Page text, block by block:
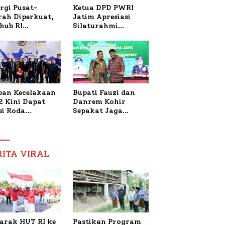
Pusat-
Diperkuat,
RI
Bahas
KM
Sentosa II
Ketua DPD PWRI
Jatim Apresiasi
Silaturahmi
dan PWRI, Sebut
Kemitraan Ideal
Polri-Pers
Kecelakaan
Kini Dapat
Roda
Nabil
Bupati Fauzi dan
Danrem Kohir
Sepakat Jaga
VIRAL
HUT RI ke
Pastikan Program